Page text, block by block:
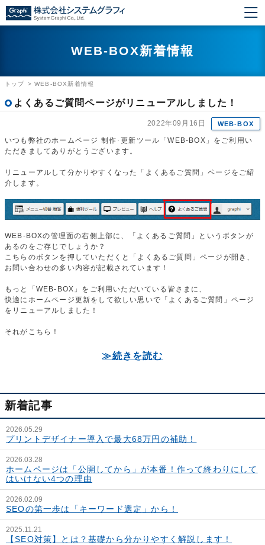
WEB-BOX新着情報
トップ >WEB-BOX新着情報
よくあるご質問ページがリニューアルしました！
2022年09月16日 WEB-BOX
いつも弊社のホームページ 制作･更新ツール「WEB-BOX」をご利用い
ただきましてありがとうございます。
リニューアルして分かりやすくなった「よくあるご質問」ページをご紹
介します。
WEB-BOXの管理面の右側上部に、「よくあるご質問」というボタンが
あるのをご存じでしょうか？
こちらのボタンを押していただくと「よくあるご質問」ページが開き、
お問い合わせの多い内容が記載されています！
もっと「WEB-BOX」をご利用いただいている皆さまに、
快適にホームページ更新をして欲しい思いで「よくあるご質問」ページ
をリニューアルしました！
それがこちら！
≫続きを読む
新着記事
2026.05.29
プリントデザイナー導入で最大68万円の補助！
2026.03.28
ホームページは「公開してから」が本番！作って終わりにして
はいけない4つの理由
2026.02.09
SEOの第一歩は「キーワード選定」から！
2025.11.21
【SEO対策】とは？基礎から分かりやすく解説します！